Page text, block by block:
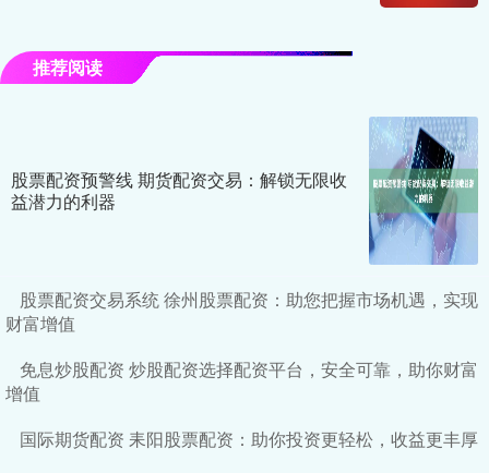
推荐阅读
股票配资预警线 期货配资交易：解锁无限收
益潜力的利器
股票配资交易系统 徐州股票配资：助您把握市场机遇，实现
财富增值
免息炒股配资 炒股配资选择配资平台，安全可靠，助你财富
增值
国际期货配资 耒阳股票配资：助你投资更轻松，收益更丰厚